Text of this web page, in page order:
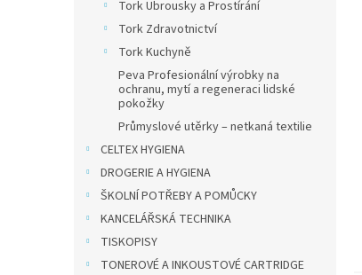
Tork Ubrousky a Prostírání
Tork Zdravotnictví
Tork Kuchyně
Peva Profesionální výrobky na
ochranu, mytí a regeneraci lidské
pokožky
Průmyslové utěrky – netkaná textilie
CELTEX HYGIENA
DROGERIE A HYGIENA
ŠKOLNÍ POTŘEBY A POMŮCKY
KANCELÁŘSKÁ TECHNIKA
TISKOPISY
TONEROVÉ A INKOUSTOVÉ CARTRIDGE